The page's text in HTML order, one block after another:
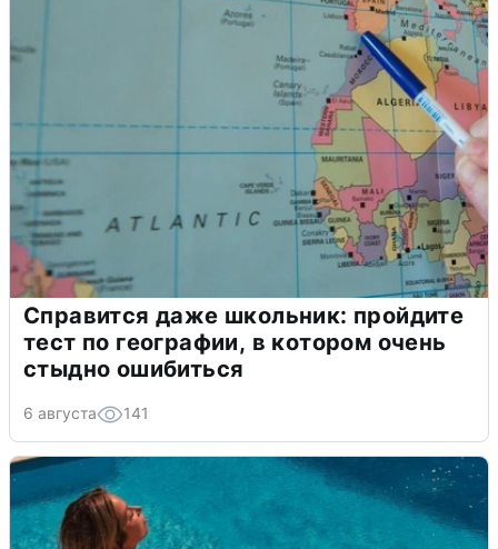
Справится даже школьник: пройдите
тест по географии, в котором очень
стыдно ошибиться
6 августа 141